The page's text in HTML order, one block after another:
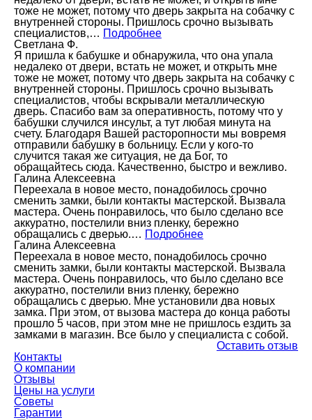
тоже не может, потому что дверь закрыта на собачку с
внутренней стороны. Пришлось срочно вызывать
специалистов,… Подробнее
Светлана Ф.
Я пришла к бабушке и обнаружила, что она упала
недалеко от двери, встать не может, и открыть мне
тоже не может, потому что дверь закрыта на собачку с
внутренней стороны. Пришлось срочно вызывать
специалистов, чтобы вскрывали металлическую
дверь. Спасибо вам за оперативность, потому что у
бабушки случился инсульт, а тут любая минута на
счету. Благодаря Вашей расторопности мы вовремя
отправили бабушку в больницу. Если у кого-то
случится такая же ситуация, не да Бог, то
обращайтесь сюда. Качественно, быстро и вежливо.
Галина Алексеевна
Переехала в новое место, понадобилось срочно
сменить замки, были контакты мастерской. Вызвала
мастера. Очень понравилось, что было сделано все
аккуратно, постелили вниз пленку, бережно
обращались с дверью.… Подробнее
Галина Алексеевна
Переехала в новое место, понадобилось срочно
сменить замки, были контакты мастерской. Вызвала
мастера. Очень понравилось, что было сделано все
аккуратно, постелили вниз пленку, бережно
обращались с дверью. Мне установили два новых
замка. При этом, от вызова мастера до конца работы
прошло 5 часов, при этом мне не пришлось ездить за
замками в магазин. Все было у специалиста с собой.
Оставить отзыв
Контакты
О компании
Отзывы
Цены на услуги
Советы
Гарантии